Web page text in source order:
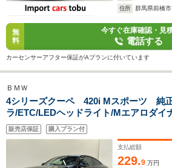
住所
群馬県前橋市
無
料
今すぐ在庫確認・見
電話する
カーセンサーアフター保証がAプランに付いています
ＢＭＷ
4シリーズクーペ 420i Mスポーツ 純
ラ/ETC/LEDヘッドライト/Mエアロダイ
ドルシフト/シートヒーター/アクティブ
ブラインドスポットモニター/レーンキ
販売店保証 購入プラン付
支払総額
229.9 万円